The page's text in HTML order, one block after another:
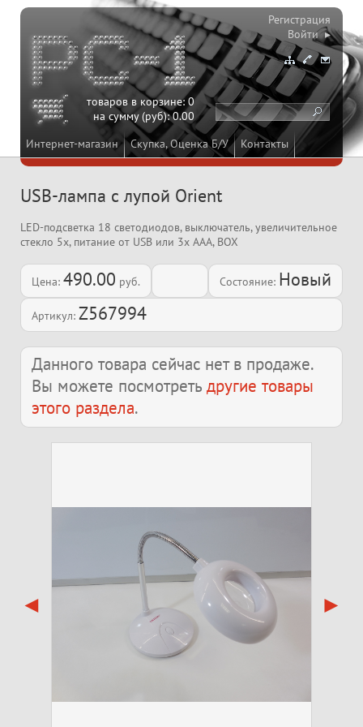
Интернет-магазин Скупка, Оценка Б/У Контакты
товаров в корзине:0
на сумму (руб):0.00
Регистрация
Войти ▸
USB-лампа с лупой Orient
LED-подсветка 18 светодиодов, выключатель, увеличительное
стекло 5x, питание от USB или 3x AAA, BOX
Цена: 490.00 руб. Состояние: Новый
Артикул: Z567994
Данного товара сейчас нет в продаже.
Вы можете посмотреть другие товары
этого раздела.